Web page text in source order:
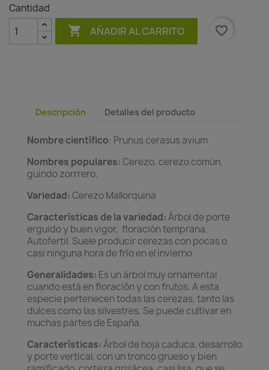
Cantidad
 AÑADIR AL CARRITO favorite_border
Descripción Detalles del producto
Nombre científico: Prunus cerasus avium
Nombres populares: Cerezo, cerezo común,
guindo zorrrero.
Variedad: Cerezo Mallorquina
Características de la variedad:Árbol de porte
erguido y buen vigor, floración temprana.
Autofertil. Suele producir cerezas con pocas o
casi ninguna hora de frío en el invierno.
Generalidades: Es un árbol muy ornamental
cuando está en floración y con frutos. A esta
especie pertenecen todas las cerezas, tanto las
dulces como las silvestres. Se puede cultivar en
muchas partes de España.
Características:Árbol de hoja caduca, desarrollo
y porte vertical, con un tronco grueso y bien